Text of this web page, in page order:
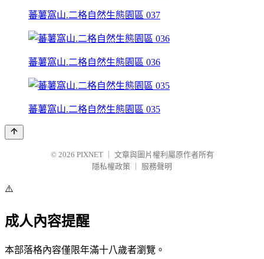
蕃薯窩山.二格自然生態園區 037
蕃薯窩山.二格自然生態園區 036
蕃薯窩山.二格自然生態園區 035
© 2026 PIXNET
文章與圖片權利屬原作者所有
隱私權政策
服務聲明
⚠️
成人內容提醒
本部落格內容僅限年滿十八歲者瀏覽。